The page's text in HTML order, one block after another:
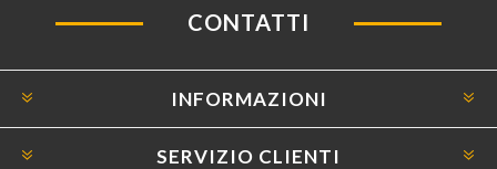
CONTATTI
INFORMAZIONI
SERVIZIO CLIENTI